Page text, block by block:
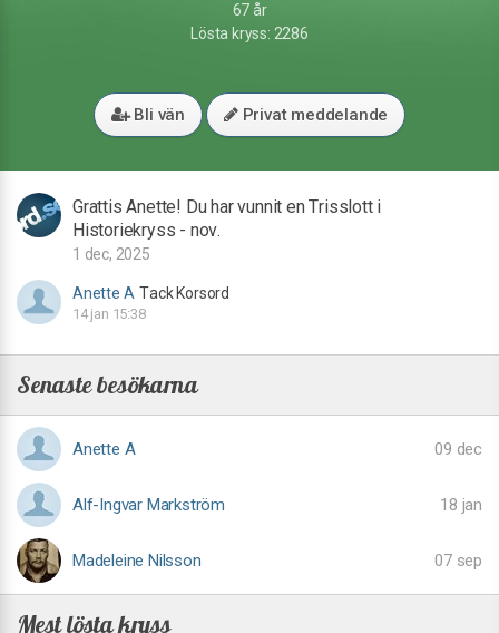
67 år
Lösta kryss: 2286
Bli vän Privat meddelande
Grattis Anette! Du har vunnit en Trisslott i
Historiekryss - nov.
1 dec, 2025
Anette A Tack Korsord
14 jan 15:38
Senaste besökarna
Anette A 09 dec
Alf-Ingvar Markström 18 jan
Madeleine Nilsson 07 sep
Mest lösta kryss